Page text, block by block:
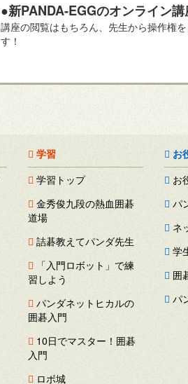
●新PANDA-EGGのオンライン
講座の閲覧はもちろん、先生から操作権
す！
学習
学習トップ
金秀俊九段の熱血囲碁
道場
詰碁教えてパンダ先生
「入門ロボット」で練
習しよう
パンダネットヒカルの
囲碁入門
10日でマスター！囲碁
入門
ロボ城
お
お
パ
ネ
学
囲
パ